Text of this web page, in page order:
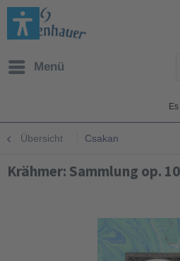
Menü
Übersicht Csakan
Krähmer: Sammlung op.